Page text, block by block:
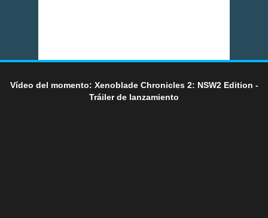
Vídeo del momento: Xenoblade Chronicles 2: NSW2 Edition -
Tráiler de lanzamiento